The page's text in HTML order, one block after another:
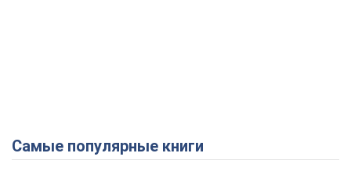
Самые популярные книги